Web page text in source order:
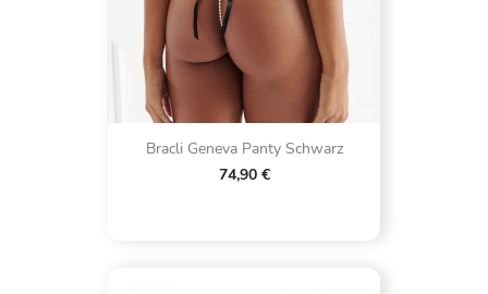
Bracli Geneva Panty Schwarz
74,90 €